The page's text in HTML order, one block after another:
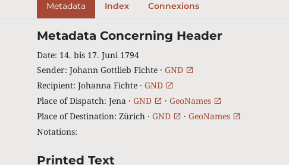
Metadata Index Connexions
Metadata Concerning Header
Date: 14. bis 17. Juni 1794
Sender: Johann Gottlieb Fichte · GND
Recipient: Johanna Fichte · GND
Place of Dispatch: Jena · GND · GeoNames
Place of Destination: Zürich · GND · GeoNames
Notations:
Printed Text